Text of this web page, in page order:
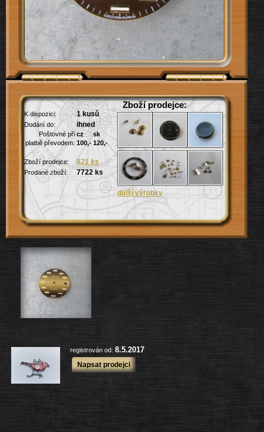
K dispozici: 1 kusů
Dodání do: ihned
Poštovné při
platbě převodem: 100,- 120,-
Zboží prodejce: 821 ks
Zboží prodejce:
registrován od:8.5.2017
Napsat prodejci